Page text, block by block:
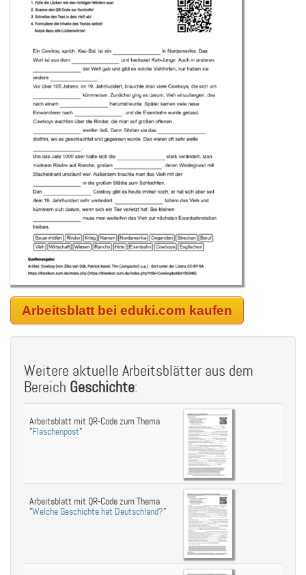
Arbeitsblatt bei eduki.com kaufen
Weitere aktuelle Arbeitsblätter aus dem
Bereich Geschichte:
Arbeitsblatt mit QR-Code zum Thema
"Flaschenpost"
Arbeitsblatt mit QR-Code zum Thema
"Welche Geschichte hat Deutschland?"